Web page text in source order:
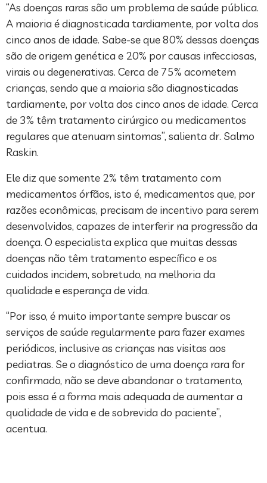
“As doenças raras são um problema de saúde pública.
A maioria é diagnosticada tardiamente, por volta dos
cinco anos de idade. Sabe-se que 80% dessas doenças
são de origem genética e 20% por causas infecciosas,
virais ou degenerativas. Cerca de 75% acometem
crianças, sendo que a maioria são diagnosticadas
tardiamente, por volta dos cinco anos de idade. Cerca
de 3% têm tratamento cirúrgico ou medicamentos
regulares que atenuam sintomas”, salienta dr. Salmo
Raskin.
Ele diz que somente 2% têm tratamento com
medicamentos órfãos, isto é, medicamentos que, por
razões econômicas, precisam de incentivo para serem
desenvolvidos, capazes de interferir na progressão da
doença. O especialista explica que muitas dessas
doenças não têm tratamento específico e os
cuidados incidem, sobretudo, na melhoria da
qualidade e esperança de vida.
“Por isso, é muito importante sempre buscar os
serviços de saúde regularmente para fazer exames
periódicos, inclusive as crianças nas visitas aos
pediatras. Se o diagnóstico de uma doença rara for
confirmado, não se deve abandonar o tratamento,
pois essa é a forma mais adequada de aumentar a
qualidade de vida e de sobrevida do paciente”,
acentua.